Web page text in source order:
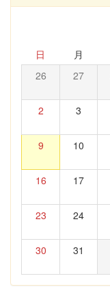
日 月
26 27
2 3
9 10
16 17
23 24
30 31